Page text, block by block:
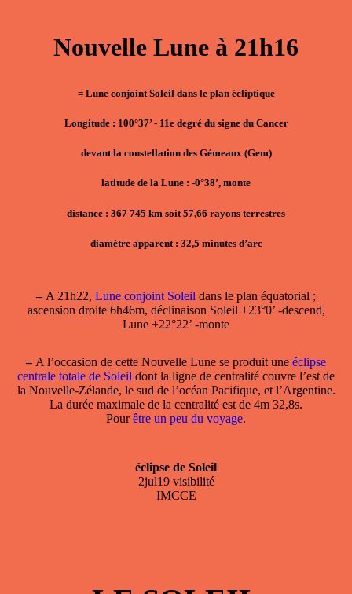
Nouvelle Lune à 21h16
= Lune conjoint Soleil dans le plan écliptique
Longitude : 100°37’ - 11e degré du signe du Cancer
devant la constellation des Gémeaux (Gem)
latitude de la Lune : -0°38’, monte
distance : 367 745 km soit 57,66 rayons terrestres
diamètre apparent : 32,5 minutes d’arc
–A 21h22, Lune conjoint Soleil dans le plan équatorial ;
ascension droite 6h46m, déclinaison Soleil +23°0’ -descend,
Lune +22°22’ -monte
–A l’occasion de cette Nouvelle Lune se produit une éclipse
centrale totale de Soleil dont la ligne de centralité couvre l’est de
la Nouvelle-Zélande, le sud de l’océan Pacifique, et l’Argentine.
La durée maximale de la centralité est de 4m 32,8s.
Pourêtre un peu du voyage.
éclipse de Soleil
2jul19 visibilité
IMCCE